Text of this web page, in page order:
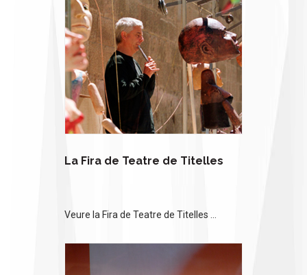
La Fira de Teatre de Titelles
Veure la Fira de Teatre de Titelles ...